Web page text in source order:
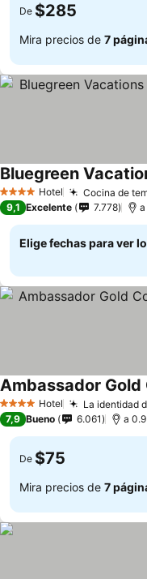
De $285
Mira precios de 7
4 EstrellasHotel Cocina de
9,1 Excelente 7.778 a
Elige fechas para ver
4 EstrellasHotel La identidad
7,9 Bueno 6.061 a
De $75
Mira precios de 7